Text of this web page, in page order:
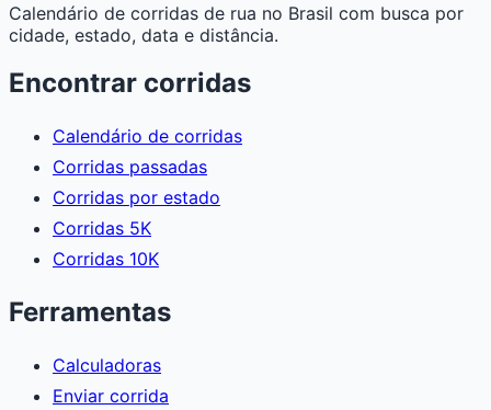
Calendário de corridas de rua no Brasil com busca por
cidade, estado, data e distância.
Encontrar corridas
Calendário de corridas
Corridas passadas
Corridas por estado
Corridas 5K
Corridas 10K
Ferramentas
Calculadoras
Enviar corrida